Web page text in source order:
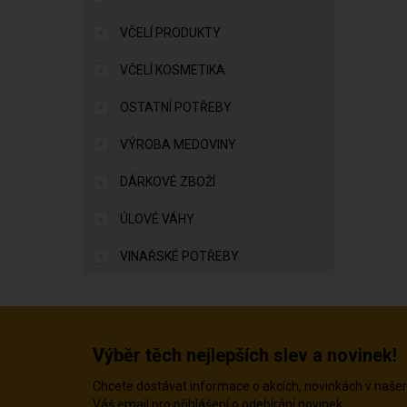
VČELÍ PRODUKTY
VČELÍ KOSMETIKA
OSTATNÍ POTŘEBY
VÝROBA MEDOVINY
DÁRKOVÉ ZBOŽÍ
ÚLOVÉ VÁHY
VINAŘSKÉ POTŘEBY
Výběr těch nejlepších slev a novinek!
Chcete dostávat informace o akcích, novinkách v